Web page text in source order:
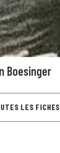
Boesinger
LES FICHES